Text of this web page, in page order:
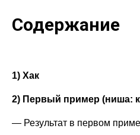
Содержание
1) Хак
2) Первый пример (ниша:
— Результат в первом